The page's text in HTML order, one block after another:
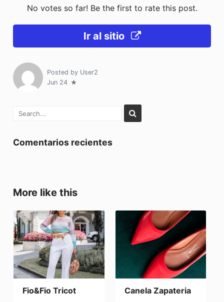
No votes so far! Be the first to rate this post.
Ir al sitio
Posted by User2
Jun 24
Comentarios recientes
More like this
Fio&Fio Tricot Canela Zapateria